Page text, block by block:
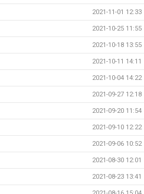
2021-11-01 12:33
2021-10-25 11:55
2021-10-18 13:55
2021-10-11 14:11
2021-10-04 14:22
2021-09-27 12:18
2021-09-20 11:54
2021-09-10 12:22
2021-09-06 10:52
2021-08-30 12:01
2021-08-23 13:41